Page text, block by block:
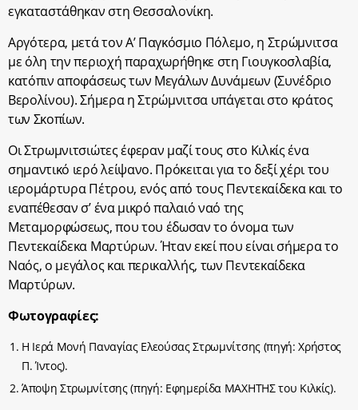
εγκαταστάθηκαν στη Θεσσαλονίκη.
Αργότερα, μετά τον Α’ Παγκόσμιο Πόλεμο, η Στρώμνιτσα
με όλη την περιοχή παραχωρήθηκε στη Γιουγκοσλαβία,
κατόπιν αποφάσεως των Μεγάλων Δυνάμεων (Συνέδριο
Βερολίνου). Σήμερα η Στρώμνιτσα υπάγεται στο κράτος
των Σκοπίων.
Οι Στρωμνιτσιώτες έφεραν μαζί τους στο Κιλκίς ένα
σημαντικό ιερό λείψανο. Πρόκειται για το δεξί χέρι του
ιερομάρτυρα Πέτρου, ενός από τους Πεντεκαίδεκα και το
εναπέθεσαν σ’ ένα μικρό παλαιό ναό της
Μεταμορφώσεως, που του έδωσαν το όνομα των
Πεντεκαίδεκα Μαρτύρων. Ήταν εκεί που είναι σήμερα το
Ναός, ο μεγάλος και περικαλλής, των Πεντεκαίδεκα
Μαρτύρων.
Φωτογραφίες:
Η Ιερά Μονή Παναγίας Ελεούσας Στρωμνίτσης (πηγή: Χρήστος
Π. Ίντος).
Άποψη Στρωμνίτσης (πηγή: Εφημερίδα ΜΑΧΗΤΗΣ του Κιλκίς).